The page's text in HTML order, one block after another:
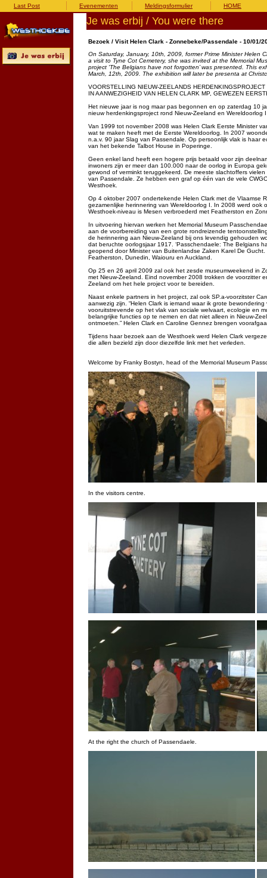
Last Post Evenementen Meldingsformulier HOME
Je was erbij / You were there
Bezoek / Visit Helen Clark - Zonnebeke/Passendale - 10/01/
On Saturday, January, 10th, 2009, former Prime Minister Helen
a visit to Tyne Cot Cemetery, she was invited at the Memorial
project 'The Belgians have not forgotten’ was presented. This
March, 12th, 2009.
The exhibition will later be presenta at
VOORSTELLING NIEUW-ZEELANDS HERDENKINGSPROJECT
IN AANWEZIGHEID VAN HELEN CLARK MP, GEWEZEN
Het nieuwe jaar is nog maar pas begonnen en op zaterdag 10
nieuw herdenkingsproject rond Nieuw-Zeeland en Wereldoorlog
Van 1999 tot november 2008 was Helen Clark Eerste Minister
wat te maken heeft met de Eerste Wereldoorlog. In 2007
n.a.v. 90 jaar Slag van Passendale. Op persoonlijk vlak is haar
van het bekende Talbot House in Poperinge.
Geen enkel land heeft een hogere prijs betaald voor zijn
inwoners zijn er meer dan 100.000 naar de oorlog in Europa
gewond of verminkt teruggekeerd. De meeste slachtoffers
van Passendale. Ze hebben een graf op één van de vele
Westhoek.
Op 4 oktober 2007 ondertekende Helen Clark met de Vlaamse
gezamenlijke herinnering van Wereldoorlog I. In 2008 werd
Westhoek-niveau is Mesen verbroederd met Featherston en
In uitvoering hiervan werken het Memorial Museum
aan de voorbereiding van een grote rondreizende
de herinnering aan Nieuw-Zeeland bij ons levendig gehouden
dat beruchte oorlogsjaar 1917. ‘Passchendaele: The Belgians
geopend door Minister van Buitenlandse Zaken Karel De
Featherston, Dunedin, Waiouru en Auckland.
Op 25 en 26 april 2009 zal ook het zesde museumweekend in
met Nieuw-Zeeland. Eind november 2008 trokken de voorzitter
Zeeland om het hele project voor te bereiden.
Naast enkele partners in het project, zal ook SP.a-voorzitster
aanwezig zijn. “Helen Clark is iemand waar ik grote
vooruitstrevende op het vlak van sociale welvaart, ecologie en
belangrijke functies op te nemen en dat niet alleen in Nieuw-
ontmoeten.” Helen Clark en Caroline Gennez brengen
Tijdens haar bezoek aan de Westhoek werd Helen Clark
die allen bezield zijn door diezelfde link met het verleden.
Welcome by Franky Bostyn, head of the Memorial Museum
In the visitors centre.
At the right the church of Passendaele.